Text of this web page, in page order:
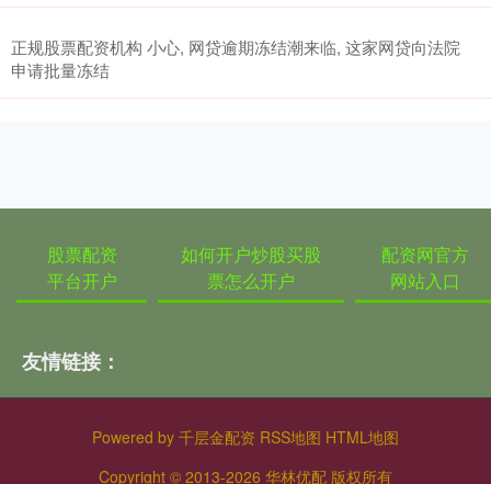
正规股票配资机构 小心, 网贷逾期冻结潮来临, 这家网贷向法院
申请批量冻结
股票配资
平台开户
如何开户炒股买股
票怎么开户
配资网官方
网站入口
友情链接：
Powered by 千层金配资 RSS地图 HTML地图
Copyright © 2013-2026 华林优配 版权所有